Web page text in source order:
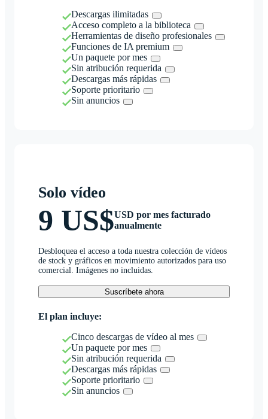
Descargas ilimitadas
Acceso completo a la biblioteca
Herramientas de diseño profesionales
Funciones de IA premium
Un paquete por mes
Sin atribución requerida
Descargas más rápidas
Soporte prioritario
Sin anuncios
Solo vídeo
9 US$USD por mes facturado
anualmente
Desbloquea el acceso a toda nuestra colección de vídeos
de stock y gráficos en movimiento autorizados para uso
comercial. Imágenes no incluidas.
Suscríbete ahora
El plan incluye:
Cinco descargas de vídeo al mes
Un paquete por mes
Sin atribución requerida
Descargas más rápidas
Soporte prioritario
Sin anuncios